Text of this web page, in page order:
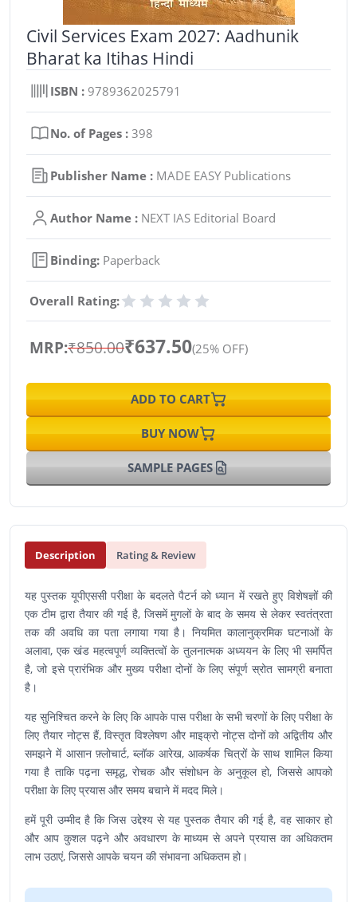
Civil Services Exam 2027: Aadhunik
Bharat ka Itihas Hindi
ISBN : 9789362025791
No. of Pages : 398
Publisher Name : MADE EASY Publications
Author Name : NEXT IAS Editorial Board
Binding: Paperback
Overall Rating:
MRP:₹850.00₹637.50(25% OFF)
ADD TO CART
BUY NOW
SAMPLE PAGES
Description Rating & Review
यह पुस्तक यूपीएससी परीक्षा के बदलते पैटर्न को ध्यान में रखते हुए विशेषज्ञों की
एक टीम द्वारा तैयार की गई है, जिसमें मुगलों के बाद के समय से लेकर स्वतंत्रता
तक की अवधि का पता लगाया गया है। नियमित कालानुक्रमिक घटनाओं के
अलावा, एक खंड महत्वपूर्ण व्यक्तित्वों के तुलनात्मक अध्ययन के लिए भी समर्पित
है, जो इसे प्रारंभिक और मुख्य परीक्षा दोनों के लिए संपूर्ण स्रोत सामग्री बनाता
है।
यह सुनिश्चित करने के लिए कि आपके पास परीक्षा के सभी चरणों के लिए परीक्षा के
लिए तैयार नोट्स हैं, विस्तृत विश्लेषण और माइक्रो नोट्स दोनों को अद्वितीय और
समझने में आसान फ़्लोचार्ट, ब्लॉक आरेख, आकर्षक चित्रों के साथ शामिल किया
गया है ताकि पढ़ना समृद्ध, रोचक और संशोधन के अनुकूल हो, जिससे आपको
परीक्षा के लिए प्रयास और समय बचाने में मदद मिले।
हमें पूरी उम्मीद है कि जिस उद्देश्य से यह पुस्तक तैयार की गई है, वह साकार हो
और आप कुशल पढ़ने और अवधारण के माध्यम से अपने प्रयास का अधिकतम
लाभ उठाएं, जिससे आपके चयन की संभावना अधिकतम हो।